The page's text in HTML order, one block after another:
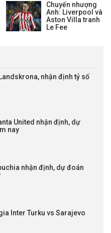
Chuyển nhượng
Anh: Liverpool và
Aston Villa tranh
Le Fee
nhận định tỷ số
United nhận định, dự
nay
nhận định, dự đoán
Inter Turku vs Sarajevo